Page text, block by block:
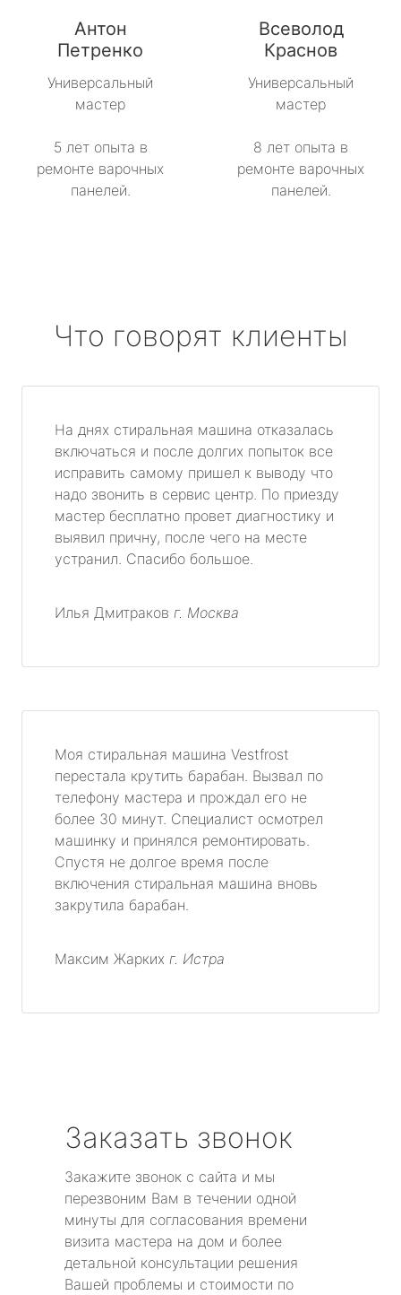
Антон
Петренко
Универсальный
мастер
5 лет опыта в
ремонте варочных
панелей.
Всеволод
Краснов
Универсальный
мастер
8 лет опыта в
ремонте варочных
панелей.
Что говорят клиенты
На днях стиральная машина отказалась
включаться и после долгих попыток все
исправить самому пришел к выводу что
надо звонить в сервис центр. По приезду
мастер бесплатно провет диагностику и
выявил причну, после чего на месте
устранил. Спасибо большое.
Илья Дмитраков г. Москва
Моя стиральная машина Vestfrost
перестала крутить барабан. Вызвал по
телефону мастера и прождал его не
более 30 минут. Специалист осмотрел
машинку и принялся ремонтировать.
Спустя не долгое время после
включения стиральная машина вновь
закрутила барабан.
Максим Жарких г. Истра
Заказать звонок
Закажите звонок с сайта и мы
перезвоним Вам в течении одной
минуты для согласования времени
визита мастера на дом и более
детальной консультации решения
Вашей проблемы и стоимости по